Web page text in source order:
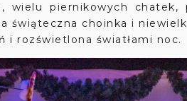
wielu piernikowych
świąteczna choinka i
i rozświetlona światłami noc.